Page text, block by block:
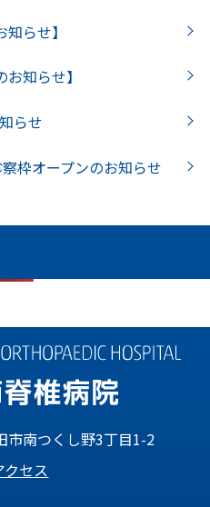
らせ】
知らせ】
らせ
枠オープンのお知らせ
市南つくし野3丁目1-2
クセス